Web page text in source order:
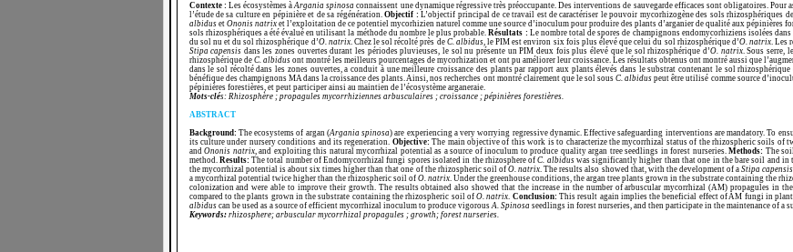
Contexte : Les écosystèmes àArgania spinosa connaissent une dynamique régressive très préoccupante. Des interventions de sauvegarde efficaces sont obligatoires.
l’étude de sa culture en pépinière et de sa régénération.Objectif : L’objectif principal de ce travail est de caractériser le pouvoir mycorhizogène des sols rhizosphériques
albidus etOnonis natrixet l’exploitation de ce potentiel mycorhizien naturel comme une source d’inoculum pour produire des plants d’arganier de qualité aux pépinières
sols rhizosphériques a été évalué en utilisant la méthode du nombre le plus probable.Résultats : Le nombre total de spores de champignons endomycorhiziens isolées dans
du sol nu et du sol rhizosphérique d’O. natrix. Chez le sol récolté près de C. albidus,le PIM est environ six fois plus élevé que celui du sol rhizosphérique d’O. natrix. Les
Stipa capensis dans les zones ouvertes durant les périodes pluvieuses, le sol nu présente un PIM deux fois plus élevé que le sol rhizosphérique d’O. natrix. Sous serre,
rhizosphérique de C. albidusont montré les meilleurs pourcentages de mycorhization et ont pu améliorer leur croissance. Les résultats obtenus ont montré aussi que
dans le sol récolté dans les zones ouvertes,a conduit à une meilleure croissance des plants par rapport aux plants élevés dans le substrat contenant le sol rhizosphérique
bénéfique des champignons MA dans la croissance des plants. Ainsi, nos recherches ont montré clairement que le sol sousC. albidus peut être utilisé comme source
pépinières forestières, et peut participer ainsi au maintien de l’écosystème arganeraie.
Mots-clés: Rhizosphère ; propagules mycorrhiziennes arbusculaires ; croissance ; pépinières forestières.
ABSTRACT
Background: The ecosystems of argan (Argania spinosa) are experiencing a very worrying regressive dynamic. Effective safeguarding interventions are mandatory. To
its culture under nursery conditions and its regeneration. Objective: The main objective of this work is to characterize the mycorrhizal status of the rhizospheric soils of
and Ononis natrix, and exploiting this natural mycorrhizal potential as a source of inoculum to produce quality argan tree seedlings in forest nurseries. Methods: The
method. Results: The total number of Endomycorrhizal fungi spores isolated in the rhizosphere ofC. albiduswas significantly higher than that one in the bare soil and
the mycorrhizal potential is about six times higher than that one of the rhizospheric soil ofO. natrix. The results also showed that, with the development of aStipa capensis
a mycorrhizal potential twice higher than the rhizospheric soil of O. natrix. Under the greenhouse conditions, the argan tree plants grown in the substrate containing the
colonization and were able to improve their growth. The results obtained also showed that the increase in the number of arbuscular mycorrhizal (AM) propagules in
compared to the plants grown in the substrate containing the rhizospheric soil ofO. natrix. Conclusion: This result again implies the beneficial effect of AM fungi in
albiduscan be used as a source of efficient mycorrhizal inoculum to produce vigorousA. Spinosa seedlings in forest nurseries, and then participate in the maintenance of a
Keywords: rhizosphere; arbuscular mycorrhizal propagules ; growth; forest nurseries.